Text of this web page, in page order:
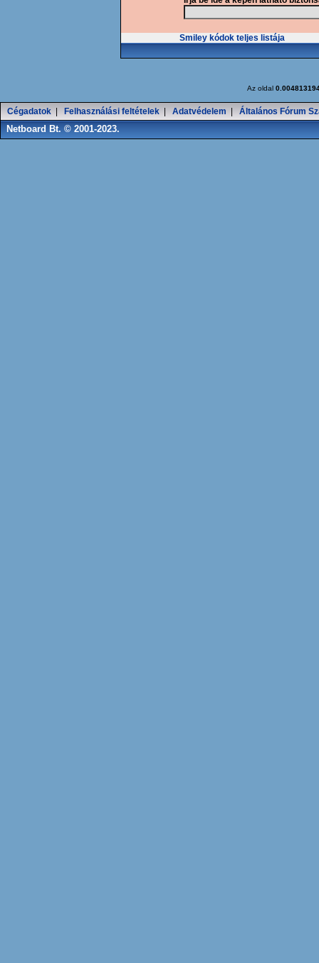
Smiley kódok teljes listája
Az oldal
Cégadatok Felhasználási feltételek Adatvédelem Általános Fórum
Netboard Bt. © 2001-2023.